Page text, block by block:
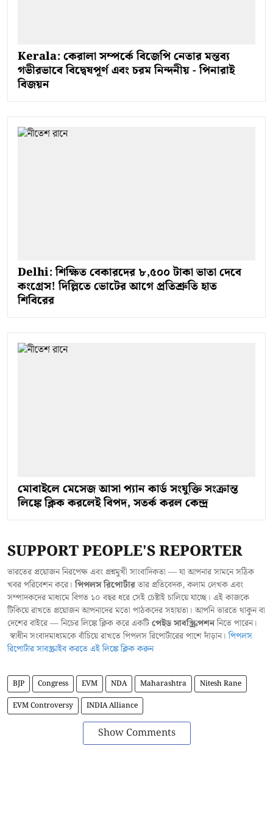
Kerala: কেরালা সম্পর্কে বিজেপি নেতার মন্তব্য
গভীরভাবে বিদ্বেষপূর্ণ এবং চরম নিন্দনীয় - পিনারাই
বিজয়ন
Delhi: শিক্ষিত বেকারদের ৮,৫০০ টাকা ভাতা দেবে
কংগ্রেস! দিল্লিতে ভোটের আগে প্রতিশ্রুতি হাত
শিবিরের
মোবাইলে মেসেজ আসা প্যান কার্ড সংযুক্তি সংক্রান্ত
লিঙ্কে ক্লিক করলেই বিপদ, সতর্ক করল কেন্দ্র
SUPPORT PEOPLE'S REPORTER
ভারতের প্রয়োজন নিরপেক্ষ এবং প্রশ্নমুখী সাংবাদিকতা — যা আপনার সামনে সঠিক
খবর পরিবেশন করে।পিপলস রিপোর্টারতার প্রতিবেদক, কলাম লেখক এবং
সম্পাদকদের মাধ্যমে বিগত ১০ বছর ধরে সেই চেষ্টাই চালিয়ে যাচ্ছে। এই কাজকে
টিকিয়ে রাখতে প্রয়োজন আপনাদের মতো পাঠকদের সহায়তা। আপনি ভারতে থাকুন বা
দেশের বাইরে — নিচের লিঙ্কে ক্লিক করে একটিপেইড সাবস্ক্রিপশননিতে পারেন।
স্বাধীন সংবাদমাধ্যমকে বাঁচিয়ে রাখতে পিপলস রিপোর্টারের পাশে দাঁড়ান।পিপলস
রিপোর্টার সাবস্ক্রাইব করতে এই লিঙ্কে ক্লিক করুন
BJP Congress EVM NDA Maharashtra
Nitesh Rane
EVM Controversy
INDIA Alliance
Show Comments